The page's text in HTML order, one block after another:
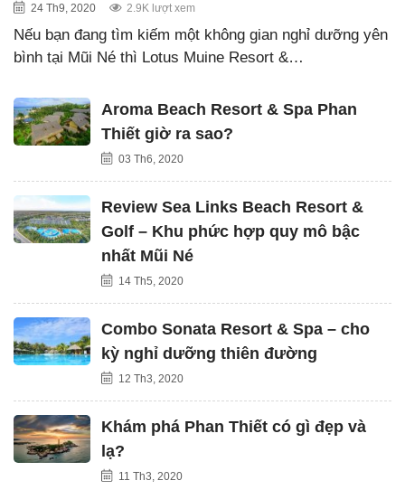
24 Th9, 2020 2.9K lượt xem
Nếu bạn đang tìm kiếm một không gian nghỉ dưỡng yên
bình tại Mũi Né thì Lotus Muine Resort &…
Aroma Beach Resort & Spa Phan
Thiết giờ ra sao?
03 Th6, 2020
Review Sea Links Beach Resort &
Golf – Khu phức hợp quy mô bậc
nhất Mũi Né
14 Th5, 2020
Combo Sonata Resort & Spa – cho
kỳ nghỉ dưỡng thiên đường
12 Th3, 2020
Khám phá Phan Thiết có gì đẹp và
lạ?
11 Th3, 2020